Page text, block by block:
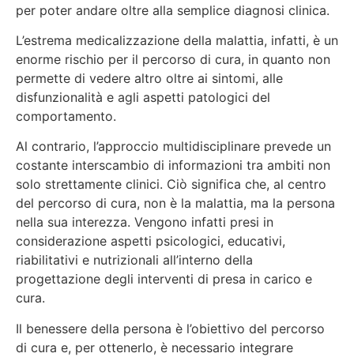
per poter andare oltre alla semplice diagnosi clinica.
L’estrema medicalizzazione della malattia, infatti, è un
enorme rischio per il percorso di cura, in quanto non
permette di vedere altro oltre ai sintomi, alle
disfunzionalità e agli aspetti patologici del
comportamento.
Al contrario, l’approccio multidisciplinare prevede un
costante interscambio di informazioni tra ambiti non
solo strettamente clinici. Ciò significa che, al centro
del percorso di cura, non è la malattia, ma la persona
nella sua interezza. Vengono infatti presi in
considerazione aspetti psicologici, educativi,
riabilitativi e nutrizionali all’interno della
progettazione degli interventi di presa in carico e
cura.
Il benessere della persona è l’obiettivo del percorso
di cura e, per ottenerlo, è necessario integrare